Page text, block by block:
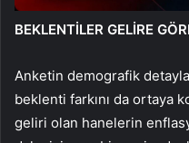
BEKLENTİLER GELİRE
Anketin demografik
beklenti farkını da ortaya
geliri olan hanelerin